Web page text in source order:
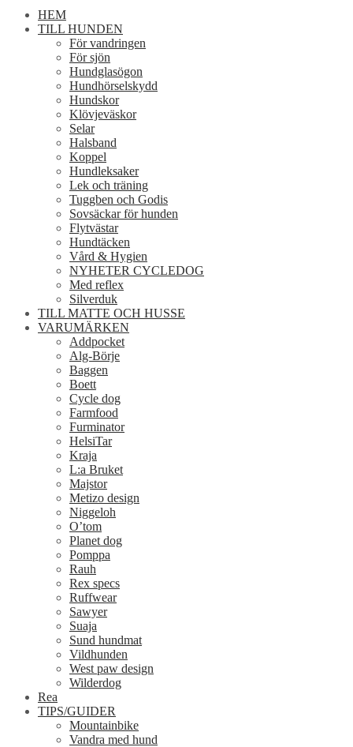
HEM
TILL HUNDEN
För vandringen
För sjön
Hundglasögon
Hundhörselskydd
Hundskor
Klövjeväskor
Selar
Halsband
Koppel
Hundleksaker
Lek och träning
Tuggben och Godis
Sovsäckar för hunden
Flytvästar
Hundtäcken
Vård & Hygien
NYHETER CYCLEDOG
Med reflex
Silverduk
TILL MATTE OCH HUSSE
VARUMÄRKEN
Addpocket
Alg-Börje
Baggen
Boett
Cycle dog
Farmfood
Furminator
HelsiTar
Kraja
L:a Bruket
Majstor
Metizo design
Niggeloh
O’tom
Planet dog
Pomppa
Rauh
Rex specs
Ruffwear
Sawyer
Suaja
Sund hundmat
Vildhunden
West paw design
Wilderdog
Rea
TIPS/GUIDER
Mountainbike
Vandra med hund